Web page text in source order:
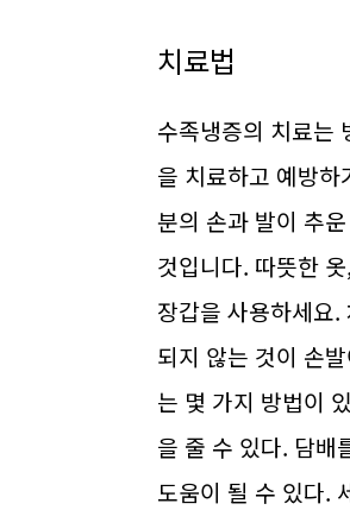
치료법
수족냉증의 치료는
을 치료하고 예방
분의 손과 발이 추
것입니다. 따뜻한
장갑을 사용하세요
되지 않는 것이 손
는 몇 가지 방법이
을 줄 수 있다. 담배
도움이 될 수 있다.